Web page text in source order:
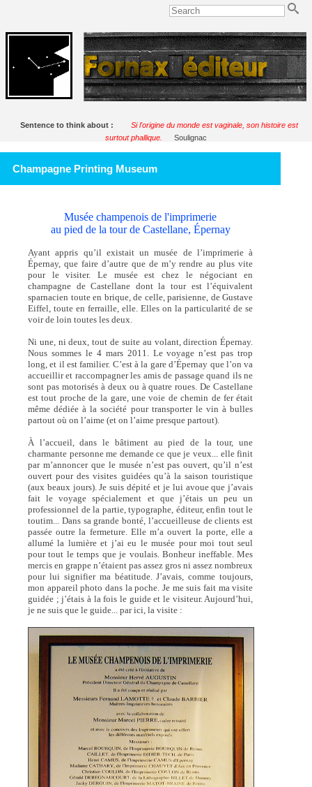
Sentence to think about :
Si l'origine du monde est vaginale, son histoire est
surtout phallique.
Soulignac
Champagne Printing Museum
Musée champenois de l'imprimerie
au pied de la tour de Castellane, Épernay
Ayant appris qu’il existait un musée de l’imprimerie à
Épernay, que faire d’autre que de m’y rendre au plus vite
pour le visiter. Le musée est chez le négociant en
champagne de Castellane dont la tour est l’équivalent
sparnacien toute en brique, de celle, parisienne, de Gustave
Eiffel, toute en ferraille, elle. Elles on la particularité de se
voir de loin toutes les deux.
Ni une, ni deux, tout de suite au volant, direction Épernay.
Nous sommes le 4 mars 2011. Le voyage n’est pas trop
long, et il est familier. C’est à la gare d’Épernay que l’on va
accueillir et raccompagner les amis de passage quand ils ne
sont pas motorisés à deux ou à quatre roues. De Castellane
est tout proche de la gare, une voie de chemin de fer était
même dédiée à la société pour transporter le vin à bulles
partout où on l’aime (et on l’aime presque partout).
À l’accueil, dans le bâtiment au pied de la tour, une
charmante personne me demande ce que je veux... elle finit
par m’annoncer que le musée n’est pas ouvert, qu’il n’est
ouvert pour des visites guidées qu’à la saison touristique
(aux beaux jours). Je suis dépité et je lui avoue que j’avais
fait le voyage spécialement et que j’étais un peu un
professionnel de la partie, typographe, éditeur, enfin tout le
toutim... Dans sa grande bonté, l’accueilleuse de clients est
passée outre la fermeture. Elle m’a ouvert la porte, elle a
allumé la lumière et j’ai eu le musée pour moi tout seul
pour tout le temps que je voulais. Bonheur ineffable. Mes
mercis en grappe n’étaient pas assez gros ni assez nombreux
pour lui signifier ma béatitude. J’avais, comme toujours,
mon appareil photo dans la poche. Je me suis fait ma visite
guidée ; j’étais à la fois le guide et le visiteur. Aujourd’hui,
je ne suis que le guide... par ici, la visite :